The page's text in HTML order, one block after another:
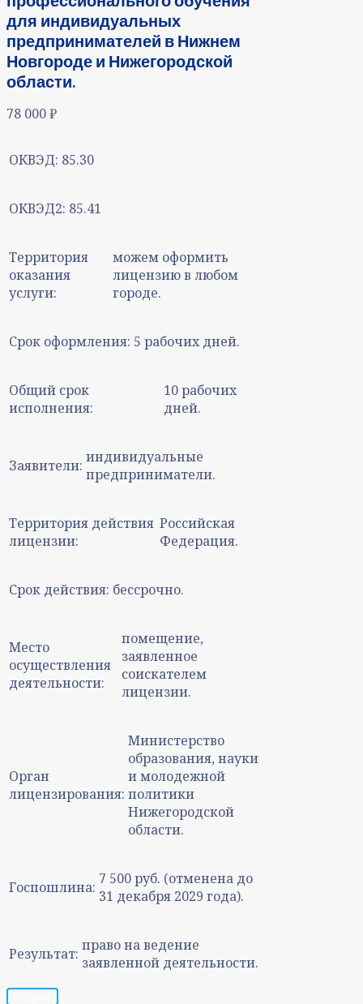
для индивидуальных
предпринимателей в Нижнем
Новгороде и Нижегородской
области.
78 000₽
ОКВЭД: 85.30
ОКВЭД2: 85.41
Территория
оказания
услуги:
можем оформить
лицензию в любом
городе.
Срок оформления: 5 рабочих дней.
Общий срок
исполнения:
10 рабочих
дней.
Заявители: индивидуальные
предприниматели.
Территория действия
лицензии:
Российская
Федерация.
Срок действия: бессрочно.
Место
осуществления
деятельности:
помещение,
заявленное
соискателем
лицензии.
Орган
лицензирования:
Министерство
образования, науки
и молодежной
политики
Нижегородской
области.
Госпошлина: 7 500 руб. (отменена до
31 декабря 2029 года).
Результат: право на ведение
заявленной деятельности.